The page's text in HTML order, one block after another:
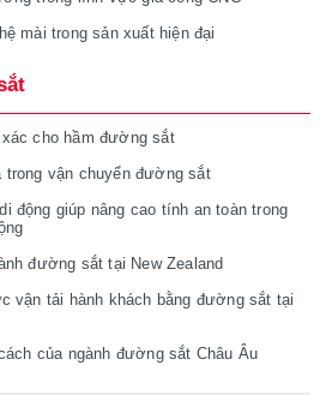
mài trong sản xuất hiện đại
cho hầm đường sắt
trong vận chuyển đường sắt
động giúp nâng cao tính an toàn trong
đường sắt tại New Zealand
vận tải hành khách bằng đường sắt tại
của ngành đường sắt Châu Âu